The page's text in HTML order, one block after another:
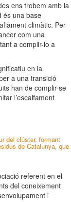
ens trobem amb la
és una base
climàtic. Per
com una
a complir-lo a
en la
a una transició
han de complir-se
l’escalfament
del clúster, formant
de Catalunya, que
referent en el
del coneixement
i